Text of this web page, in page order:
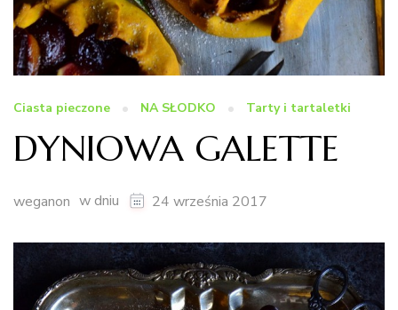
Ciasta pieczone NA SŁODKO Tarty i tartaletki
DYNIOWA GALETTE
weganon w dniu 24 września 2017